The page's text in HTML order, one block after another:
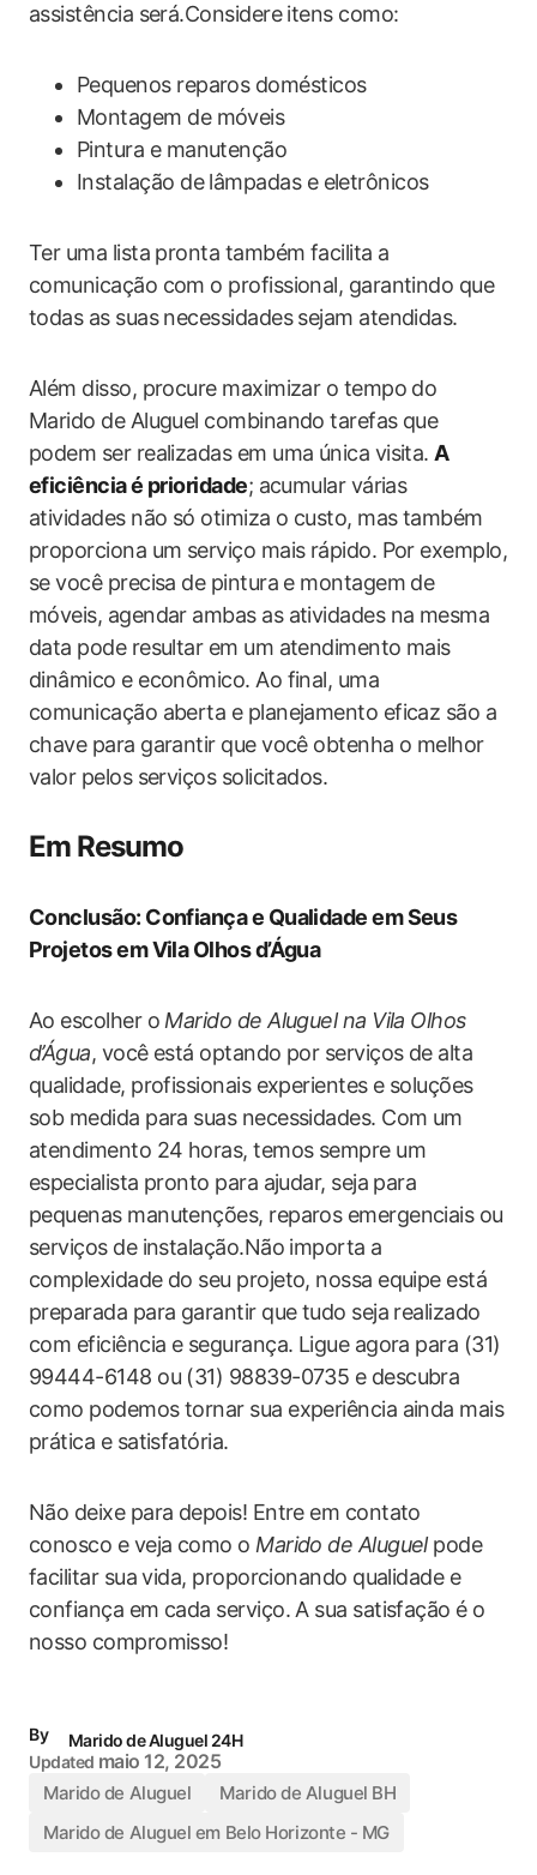
assistência será.Considere itens como:
Pequenos reparos domésticos
Montagem de móveis
Pintura e manutenção
Instalação de lâmpadas e eletrônicos
Ter uma lista pronta também facilita a
comunicação com o profissional, garantindo que
todas as suas necessidades sejam atendidas.
Além disso, procure maximizar o tempo do
Marido de Aluguel combinando tarefas que
podem ser realizadas em uma única visita. A
eficiência é prioridade; acumular várias
atividades não só otimiza o custo, mas também
proporciona um serviço mais rápido. Por exemplo,
se você precisa de pintura e montagem de
móveis, agendar ambas as atividades na mesma
data pode resultar em um atendimento mais
dinâmico e econômico. Ao final, uma
comunicação aberta e planejamento eficaz são a
chave para garantir que você obtenha o melhor
valor pelos serviços solicitados.
Em Resumo
Conclusão: Confiança e Qualidade em Seus
Projetos em Vila Olhos d’Água
Ao escolher o Marido de Aluguel na Vila Olhos
d’Água, você está optando por serviços de alta
qualidade, profissionais experientes e soluções
sob medida para suas necessidades. Com um
atendimento 24 horas, temos sempre um
especialista pronto para ajudar, seja para
pequenas manutenções, reparos emergenciais ou
serviços de instalação.Não importa a
complexidade do seu projeto, nossa equipe está
preparada para garantir que tudo seja realizado
com eficiência e segurança. Ligue agora para (31)
99444-6148 ou (31) 98839-0735 e descubra
como podemos tornar sua experiência ainda mais
prática e satisfatória.
Não deixe para depois! Entre em contato
conosco e veja como o Marido de Aluguelpode
facilitar sua vida, proporcionando qualidade e
confiança em cada serviço. A sua satisfação é o
nosso compromisso!
By
Marido de Aluguel 24H
Updated maio 12, 2025
Marido de Aluguel
Marido de Aluguel BH
Marido de Aluguel em Belo Horizonte - MG